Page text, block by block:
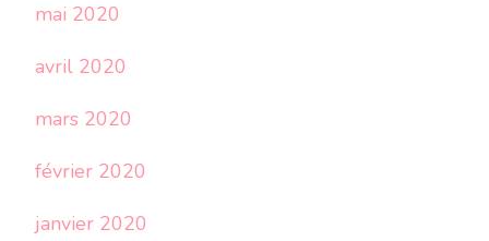
mai 2020
avril 2020
mars 2020
février 2020
janvier 2020